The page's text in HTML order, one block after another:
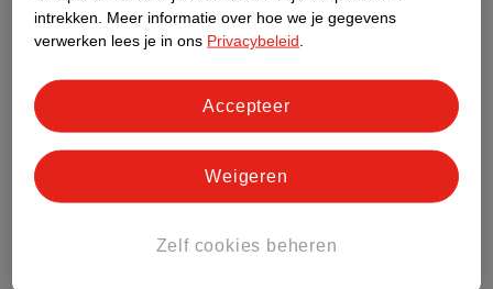
intrekken.
Meer informatie over hoe we je gegevens
verwerken lees je in ons Privacybeleid
Zelf cookies beheren
Weigeren
Accepteer